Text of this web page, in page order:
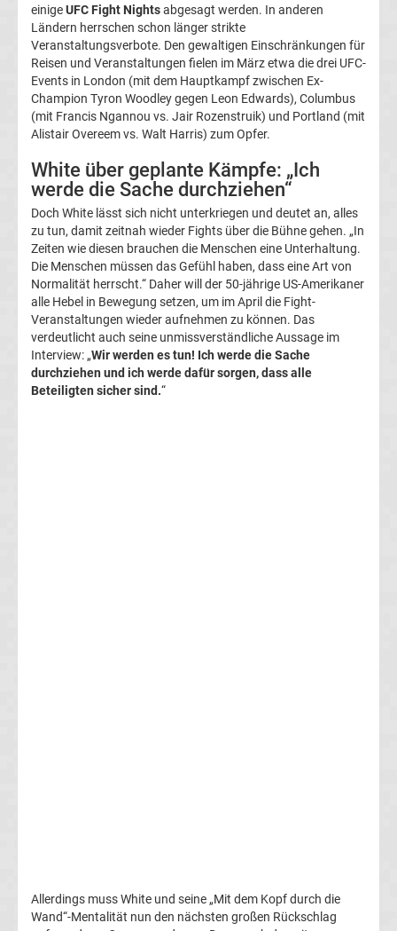
2.
Liga
Ergebnisse
3.
Ergebnisse
3.
Liga
Tabelle
Europa
einigeUFC Fight Nightsabgesagt werden. In anderen
Ländern herrschen schon länger strikte
Veranstaltungsverbote. Den gewaltigen Einschränkungen für
Reisen und Veranstaltungen fielen im März etwa die drei UFC-
Events in London (mit dem Hauptkampf zwischen Ex-
Champion Tyron Woodley gegen Leon Edwards), Columbus
(mit Francis Ngannou vs. Jair Rozenstruik) und Portland (mit
Alistair Overeem vs. Walt Harris) zum Opfer.
White über geplante Kämpfe: „Ich
werde die Sache durchziehen“
Doch White lässt sich nicht unterkriegen und deutet an, alles
zu tun, damit zeitnah wieder Fights über die Bühne gehen. „In
Zeiten wie diesen brauchen die Menschen eine Unterhaltung.
Die Menschen müssen das Gefühl haben, dass eine Art von
Normalität herrscht.“ Daher will der 50-jährige US-Amerikaner
alle Hebel in Bewegung setzen, um im April die Fight-
Veranstaltungen wieder aufnehmen zu können. Das
verdeutlicht auch seine unmissverständliche Aussage im
Interview: „Wir werden es tun! Ich werde die Sache
durchziehen und ich werde dafür sorgen, dass alle
Beteiligten sicher sind.“
Allerdings muss White und seine „Mit dem Kopf durch die
Wand“-Mentalität nun den nächsten großen Rückschlag